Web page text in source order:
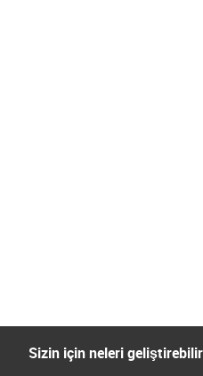
Sizin için neleri